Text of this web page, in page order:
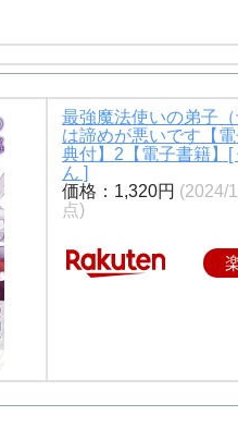
最強魔法使いの弟子
は諦めが悪いです【
典付】2【電子書籍】[
ん ]
価格：1,320円 (2024/
点)